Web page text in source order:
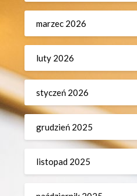
marzec 2026
luty 2026
styczeń 2026
grudzień 2025
listopad 2025